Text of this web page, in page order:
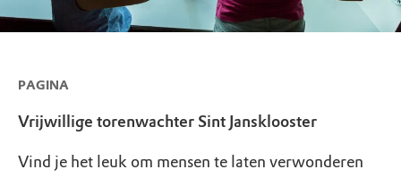
PAGINA
Vrijwillige torenwachter Sint Jansklooster
Vind je het leuk om mensen te laten verwonderen